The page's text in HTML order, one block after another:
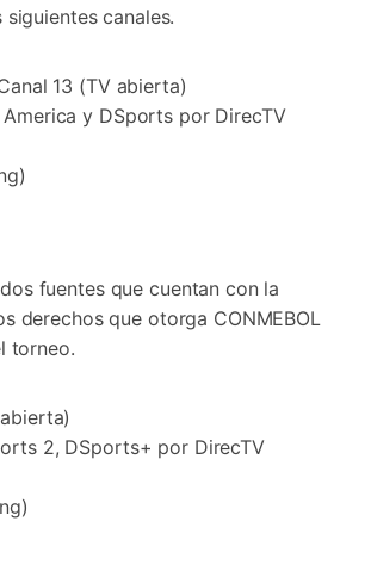
canales.
13 (TV abierta)
y DSports por DirecTV
fuentes que cuentan con la
derechos que otorga CONMEBOL
torneo.
2, DSports+ por DirecTV